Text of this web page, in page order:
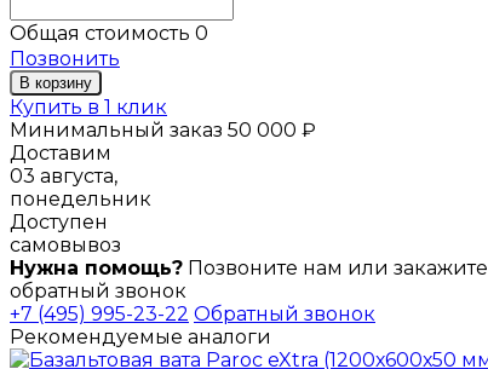
Общая стоимость 0
Позвонить
В корзину
Купить в 1 клик
Минимальный заказ 50 000 ₽
Доставим
03 августа,
понедельник
Доступен
самовывоз
Нужна помощь? Позвоните нам или закажите
обратный звонок
+7 (495) 995-23-22 Обратный звонок
Рекомендуемые аналоги